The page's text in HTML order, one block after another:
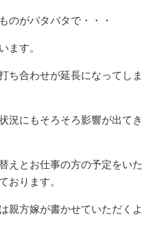
のがバタバタで・・・
ます。
ち合わせが延長になってしま
況にもそろそろ影響が出てき
えとお仕事の方の予定をいた
おります。
親方嫁が書かせていただくよ